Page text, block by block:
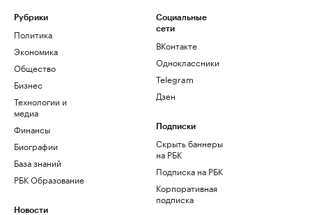
Рубрики
Политика
Экономика
Общество
Бизнес
Технологии и
медиа
Финансы
Биографии
База знаний
РБК Образование
Новости
Социальные
сети
ВКонтакте
Одноклассники
Telegram
Дзен
Подписки
Скрыть баннеры
на РБК
Подписка на РБК
Корпоративная
подписка